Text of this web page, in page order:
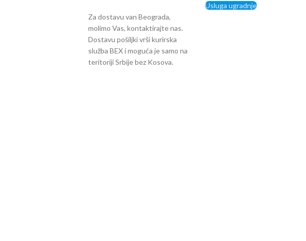
Za dostavu van Beograda,
molimo Vas, kontaktirajte nas.
Dostavu pošiljki vrši kurirska
služba BEX i moguća je samo na
teritoriji Srbije bez Kosova.
Usluga ugradnje